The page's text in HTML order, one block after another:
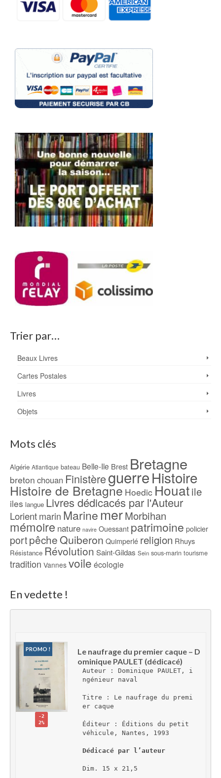
Trier par…
Beaux Livres
Cartes Postales
Livres
Objets
Mots clés
Algérie Atlantique bateau Belle-Ile Brest Bretagne
breton chouan FinistèreguerreHistoire
Histoire de Bretagne Hoedic Houatile
iles langue Livres dédicacés par l'Auteur
Lorientmarin Marine merMorbihan
mémoire nature navire Ouessant patrimoine policier
portpêcheQuiberon Quimperlé religion Rhuys
Résistance Révolution Saint-Gildas Sein sous-marin tourisme
tradition Vannes voile écologie
En vedette !
PROMO !
-2
2%
Le naufrage du premier caque – D
ominique PAULET (dédicacé)
Auteur : Dominique PAULET, i
ngénieur naval
Titre : Le naufrage du premi
er caque
Éditeur : Éditions du petit
véhicule, Nantes, 1993
Dédicacé par l’auteur
Dim. 15 x 21,5